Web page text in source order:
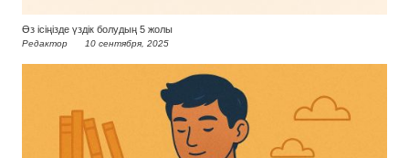
Өз ісіңізде үздік болудың 5 жолы
Редактор 10 сентября, 2025